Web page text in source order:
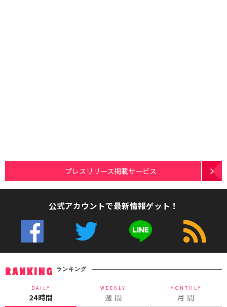
プレスリリース掲載サービス
公式アカウントで最新情報ゲット！
RANKING ランキング
DAILY
24時間
WEEKLY
週 間
MONTHLY
月 間